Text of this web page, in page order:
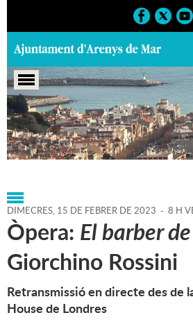
Portada > Agenda > 15-02-2023 >
semestre Teatre Principal
DIMECRES, 15 DE FEBRER DE 2023 - 8 H
Òpera: El barber
Giorchino Rossini
Retransmissió en directe des de
House de Londres